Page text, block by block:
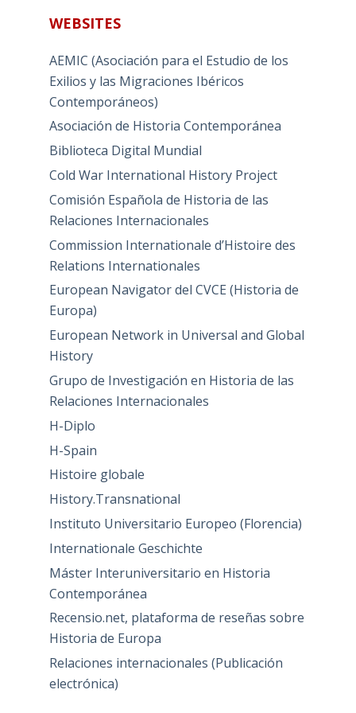
WEBSITES
AEMIC (Asociación para el Estudio de los
Exilios y las Migraciones Ibéricos
Contemporáneos)
Asociación de Historia Contemporánea
Biblioteca Digital Mundial
Cold War International History Project
Comisión Española de Historia de las
Relaciones Internacionales
Commission Internationale d’Histoire des
Relations Internationales
European Navigator del CVCE (Historia de
Europa)
European Network in Universal and Global
History
Grupo de Investigación en Historia de las
Relaciones Internacionales
H-Diplo
H-Spain
Histoire globale
History.Transnational
Instituto Universitario Europeo (Florencia)
Internationale Geschichte
Máster Interuniversitario en Historia
Contemporánea
Recensio.net, plataforma de reseñas sobre
Historia de Europa
Relaciones internacionales (Publicación
electrónica)